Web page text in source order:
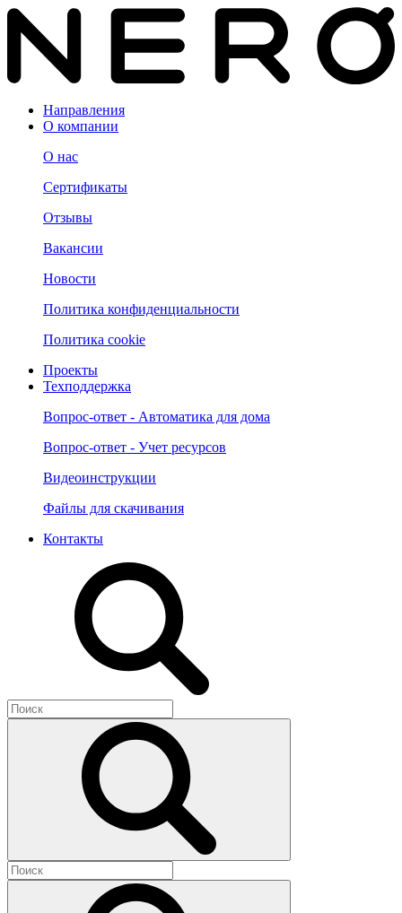
Направления
О компании
О нас
Сертификаты
Отзывы
Вакансии
Новости
Политика конфиденциальности
Политика cookie
Проекты
Техподдержка
Вопрос-ответ - Автоматика для дома
Вопрос-ответ - Учет ресурсов
Видеоинструкции
Файлы для скачивания
Контакты